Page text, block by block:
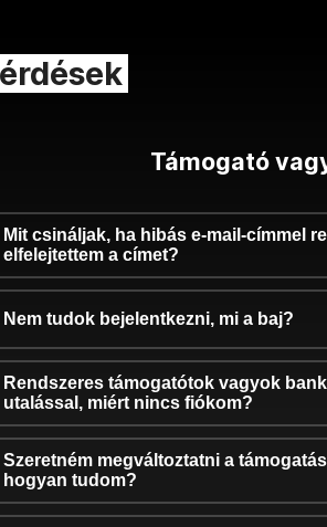
Támogató
Mit csináljak, ha hibás e-mail-címmel
elfelejtettem a címet?
Nem tudok bejelentkezni, mi a baj?
Rendszeres támogatótok vagyok
utalással, miért nincs fiókom?
Szeretném megváltoztatni a
hogyan tudom?